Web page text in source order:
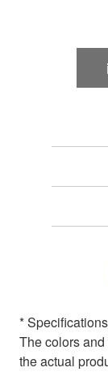
*
The colors
the actual